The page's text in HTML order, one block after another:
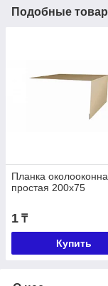
Подобные
Планка
простая 200х75
1 ₸
Купить